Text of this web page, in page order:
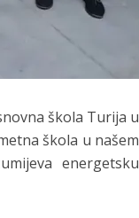
škola Turija u
škola u našem
energetsku